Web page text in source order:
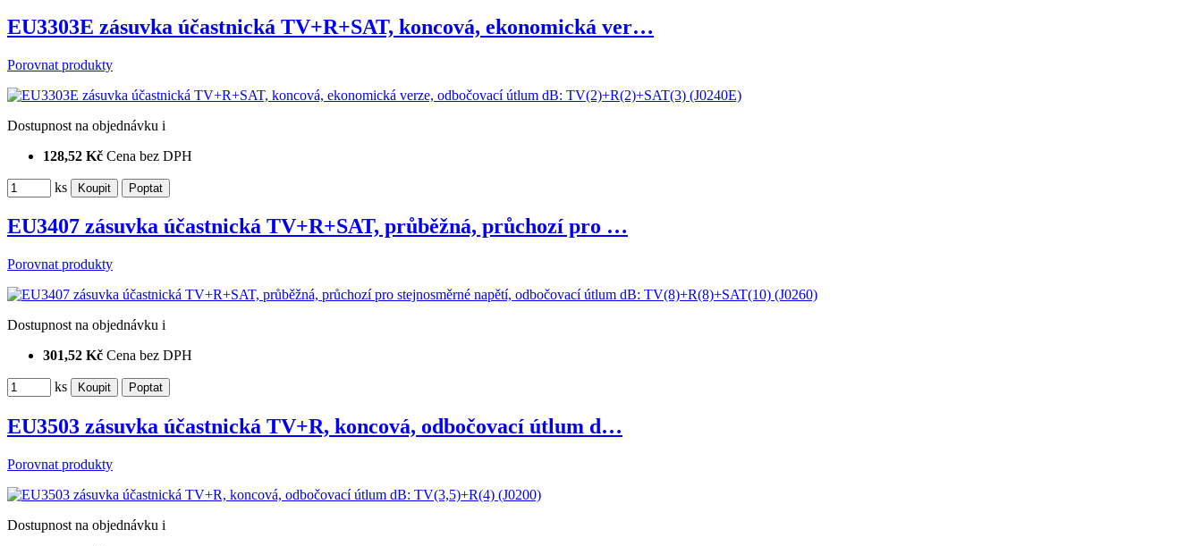
EU3303E zásuvka účastnická TV+R+SAT, koncová, ekonomická ver…
Porovnat produkty
Dostupnost na objednávku i
128,52 Kč Cena bez DPH
ks
EU3407 zásuvka účastnická TV+R+SAT, průběžná, průchozí pro …
Porovnat produkty
Dostupnost na objednávku i
301,52 Kč Cena bez DPH
ks
EU3503 zásuvka účastnická TV+R, koncová, odbočovací útlum d…
Porovnat produkty
Dostupnost na objednávku i